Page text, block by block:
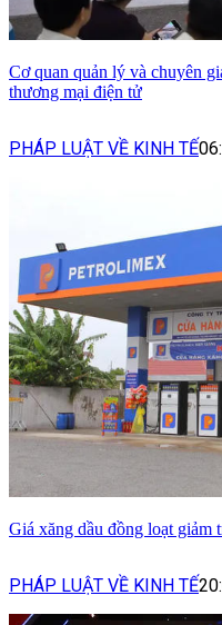
Cơ quan quản lý và chuyên
thương mại điện tử
PHÁP LUẬT VỀ KINH TẾ
Giá xăng dầu đồng loạt giảm
PHÁP LUẬT VỀ KINH TẾ